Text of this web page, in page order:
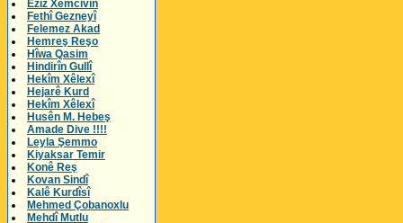
Ezîz Xemcivîn
Fethî Gezneyî
Felemez Akad
Hemreş Reşo
Hîwa Qasim
Hindirîn Gullî
Hekîm Xêlexî
Hejarê Kurd
Hekîm Xêlexî
Husên M. Hebeş
Amade Dive !!!!
Leyla Şemmo
Kiyaksar Temir
Konê Reş
Kovan Sindî
Kalê Kurdîsî
Mehmed Çobanoxlu
Mehdî Mutlu